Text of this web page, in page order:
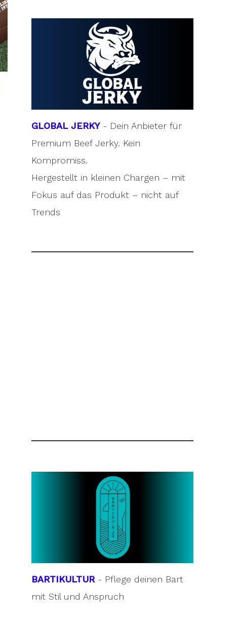
GLOBAL JERKY- Dein Anbieter für
Premium Beef Jerky. Kein
Kompromiss.
Hergestellt in kleinen Chargen – mit
Fokus auf das Produkt – nicht auf
Trends
BARTIKULTUR- Pflege deinen Bart
mit Stil und Anspruch